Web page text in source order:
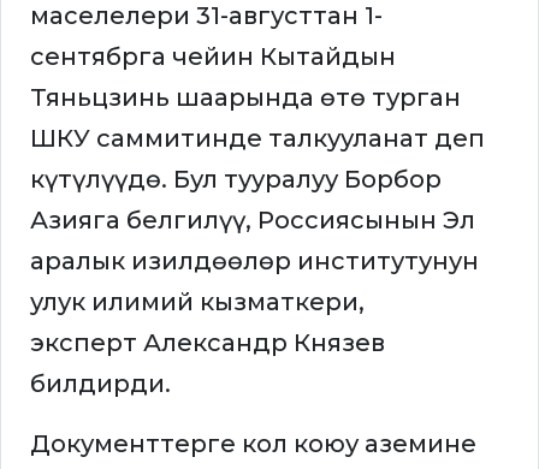
маселелери 31-августтан 1-
сентябрга чейин Кытайдын
Тяньцзинь шаарында өтө турган
ШКУ саммитинде талкууланат деп
күтүлүүдө. Бул тууралуу Борбор
Азияга белгилүү, Россиясынын Эл
аралык изилдөөлөр институтунун
улук илимий кызматкери,
эксперт Александр Князев
билдирди.
Документтерге кол коюу аземине